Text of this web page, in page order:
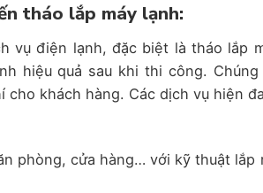
tháo lắp máy lạnh:
vụ điện lạnh, đặc biệt là tháo lắp
hiệu quả sau khi thi công.
khách hàng. Các dịch vụ hiện
phòng, cửa hàng… với kỹ thuật lắp